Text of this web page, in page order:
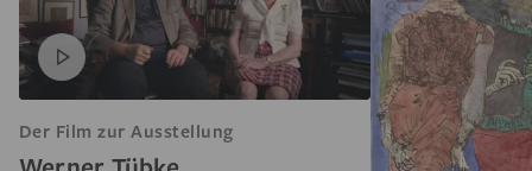
Der Film zur Ausstellung